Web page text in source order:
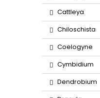
Cattleya
Chiloschista
Coelogyne
Cymbidium
Dendrobium